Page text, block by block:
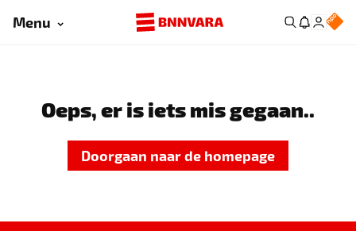
Menu
Oeps, er is iets mis gegaan..
Doorgaan naar de homepage